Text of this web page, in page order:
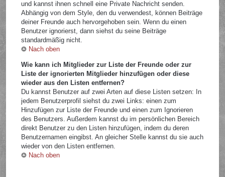
und kannst ihnen schnell eine Private Nachricht senden.
Abhängig von dem Style, den du verwendest, können Beiträge
deiner Freunde auch hervorgehoben sein. Wenn du einen
Benutzer ignorierst, dann siehst du seine Beiträge
standardmäßig nicht.
Nach oben
Wie kann ich Mitglieder zur Liste der Freunde oder zur
Liste der ignorierten Mitglieder hinzufügen oder diese
wieder aus den Listen entfernen?
Du kannst Benutzer auf zwei Arten auf diese Listen setzen: In
jedem Benutzerprofil siehst du zwei Links: einen zum
Hinzufügen zur Liste der Freunde und einen zum Ignorieren
des Benutzers. Außerdem kannst du im persönlichen Bereich
direkt Benutzer zu den Listen hinzufügen, indem du deren
Benutzernamen eingibst. An gleicher Stelle kannst du sie auch
wieder von den Listen entfernen.
Nach oben